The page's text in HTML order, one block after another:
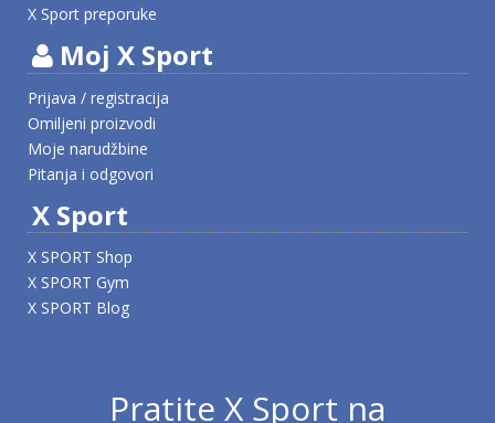
X Sport preporuke
Moj X Sport
Prijava / registracija
Omiljeni proizvodi
Moje narudžbine
Pitanja i odgovori
X Sport
X SPORT Shop
X SPORT Gym
X SPORT Blog
Pratite X Sport na